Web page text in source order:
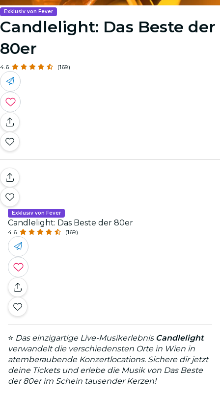
Exklusiv von Fever
Candlelight: Das Beste der
80er
4.6 (169)
Exklusiv von Fever
Candlelight: Das Beste der 80er
4.6 (169)
⭐ Das einzigartige Live-Musikerlebnis Candlelight
verwandelt die verschiedensten Orte in Wien in
atemberaubende Konzertlocations. Sichere dir jetzt
deine Tickets und erlebe die Musik von Das Beste
der 80er im Schein tausender Kerzen!